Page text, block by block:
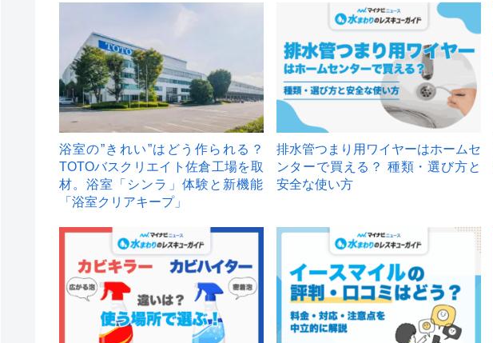
浴室の”きれい”はどう作られる？
TOTOバスクリエイト佐倉工場を取
材。浴室「シンラ」体験と新機能
「浴室クリアキープ」
排水管つまり用ワイヤーはホームセ
ンターで買える？ 種類・選び方と
安全な使い方